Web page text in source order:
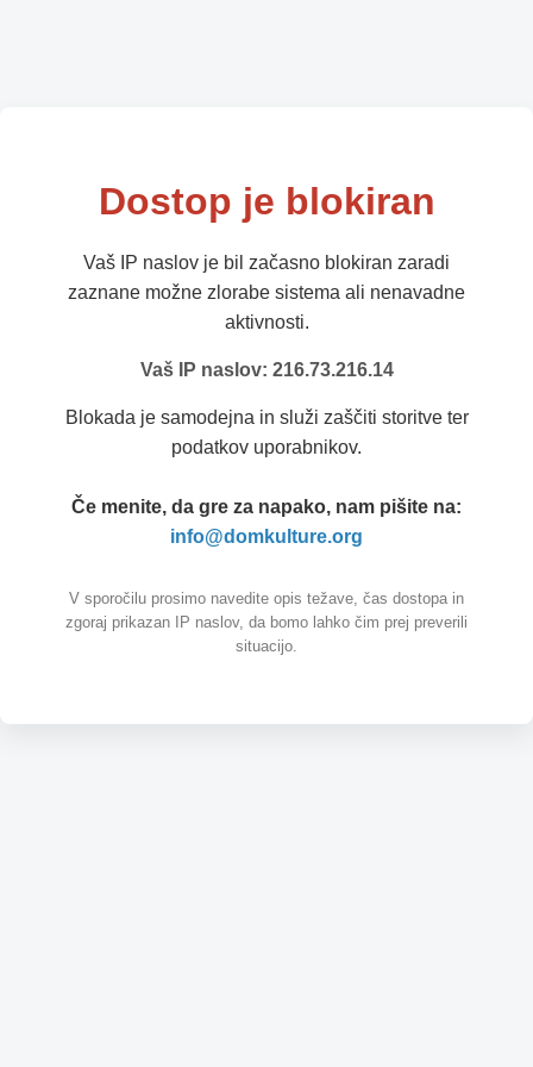
Dostop je blokiran
Vaš IP naslov je bil začasno blokiran zaradi
zaznane možne zlorabe sistema ali nenavadne
aktivnosti.
Vaš IP naslov: 216.73.216.14
Blokada je samodejna in služi zaščiti storitve ter
podatkov uporabnikov.
Če menite, da gre za napako, nam pišite na:
info@domkulture.org
V sporočilu prosimo navedite opis težave, čas dostopa in
zgoraj prikazan IP naslov, da bomo lahko čim prej preverili
situacijo.